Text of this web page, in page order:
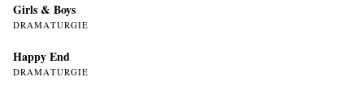
Girls & Boys
DRAMATURGIE
Happy End
DRAMATURGIE